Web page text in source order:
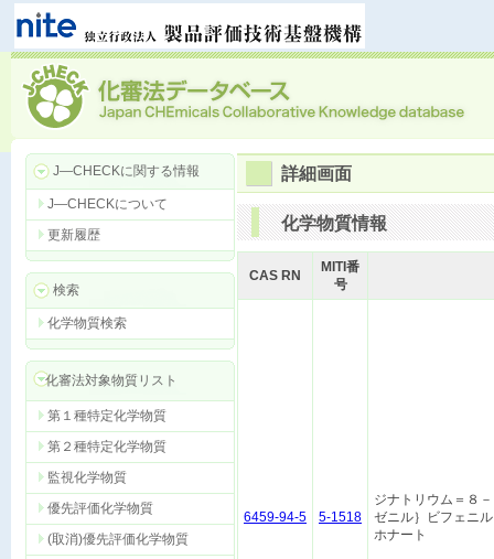
J―CHECKに関する情報
J―CHECKについて
更新履歴
検索
化学物質検索
化審法対象物質リスト
第１種特定化学物質
第２種特定化学物質
監視化学物質
優先評価化学物質
(取消)優先評価化学物質
詳細画面
化学物質情報
CAS RN
MITI番
号
6459-94-5 5-1518
ジナトリウム＝８
ゼニル｝ビフェニ
ホナート